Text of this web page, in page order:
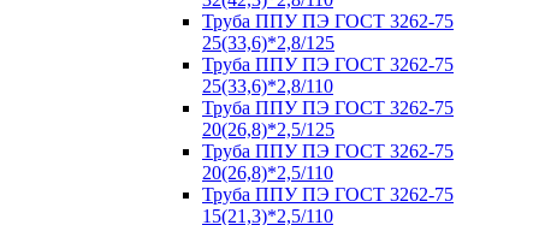
Труба ППУ ПЭ ГОСТ 3262-75
25(33,6)*2,8/125
Труба ППУ ПЭ ГОСТ 3262-75
25(33,6)*2,8/110
Труба ППУ ПЭ ГОСТ 3262-75
20(26,8)*2,5/125
Труба ППУ ПЭ ГОСТ 3262-75
20(26,8)*2,5/110
Труба ППУ ПЭ ГОСТ 3262-75
15(21,3)*2,5/110